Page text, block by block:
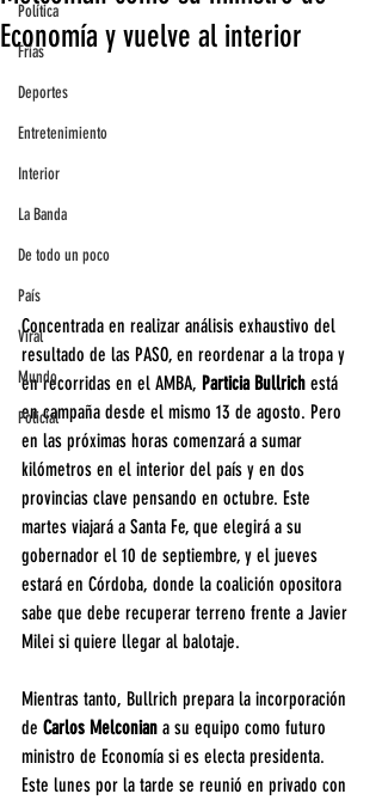
Política
Frías
Deportes
Entretenimiento
Interior
La Banda
De todo un poco
País
Viral
Mundo
Policial
Economía y vuelve al interior
Concentrada en realizar análisis exhaustivo del
resultado de las PASO, en reordenar a la tropa y
en recorridas en el AMBA, Particia Bullrich está
en campaña desde el mismo 13 de agosto. Pero
en las próximas horas comenzará a sumar
kilómetros en el interior del país y en dos
provincias clave pensando en octubre. Este
martes viajará a Santa Fe, que elegirá a su
gobernador el 10 de septiembre, y el jueves
estará en Córdoba, donde la coalición opositora
sabe que debe recuperar terreno frente a Javier
Milei si quiere llegar al balotaje.
Mientras tanto, Bullrich prepara la incorporación
de Carlos Melconian a su equipo como futuro
ministro de Economía si es electa presidenta.
Este lunes por la tarde se reunió en privado con